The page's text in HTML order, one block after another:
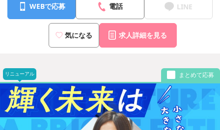
WEBで応募 電話 LINE
気になる 求人詳細を見る
リニューアル まとめて応募